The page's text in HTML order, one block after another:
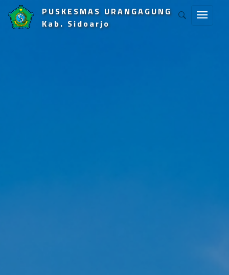
PUSKESMAS URANGAGUNG
Kab. Sidoarjo